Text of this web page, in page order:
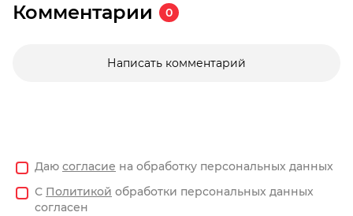
Комментарии 0
Написать комментарий
Даю согласие на обработку персональных данных
С Политикой обработки персональных данных
согласен